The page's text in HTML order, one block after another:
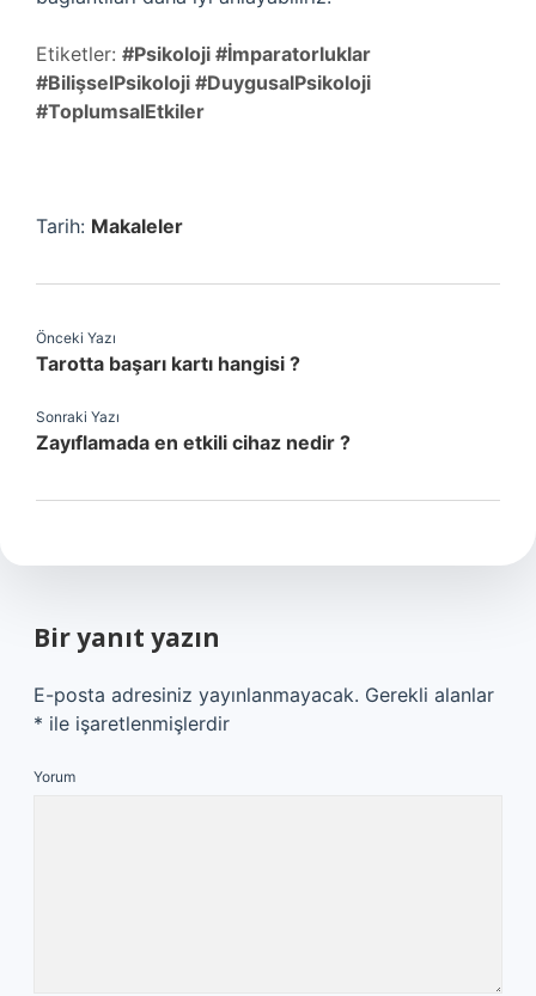
Etiketler: #Psikoloji #İmparatorluklar
#BilişselPsikoloji #DuygusalPsikoloji
#ToplumsalEtkiler
Tarih: Makaleler
Önceki Yazı
Tarotta başarı kartı hangisi ?
Sonraki Yazı
Zayıflamada en etkili cihaz nedir ?
Bir yanıt yazın
E-posta adresiniz yayınlanmayacak. Gerekli alanlar
* ile işaretlenmişlerdir
Yorum